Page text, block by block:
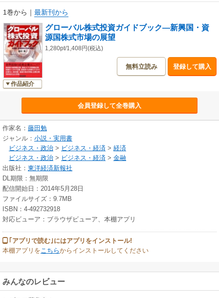
1巻から ｜ 最新刊から
作品紹介
グローバル株式投資ガイドブック―新興国・資
源国株式市場の展望
1,280pt/1,408円(税込)
無料立読み 登録して購入
会員登録して全巻購入
作家名： 藤田勉
ジャンル： 小説・実用書
ビジネス・政治 > ビジネス・経済 > 経済
ビジネス・政治 > ビジネス・経済 > 金融
出版社： 東洋経済新報社
DL期限：無期限
配信開始日：2014年5月28日
ファイルサイズ：9.7MB
ISBN：4-492732918
対応ビューア：ブラウザビューア、本棚アプリ
｢アプリで読む｣にはアプリをインストール!
本棚アプリをこちらからインストールしてください
みんなのレビュー